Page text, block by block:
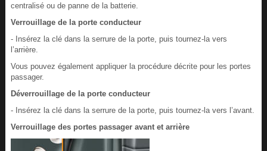
centralisé ou de panne de la batterie.
Verrouillage de la porte conducteur
- Insérez la clé dans la serrure de la porte, puis tournez-la vers
l’arrière.
Vous pouvez également appliquer la procédure décrite pour les portes
passager.
Déverrouillage de la porte conducteur
- Insérez la clé dans la serrure de la porte, puis tournez-la vers l’avant.
Verrouillage des portes passager avant et arrière